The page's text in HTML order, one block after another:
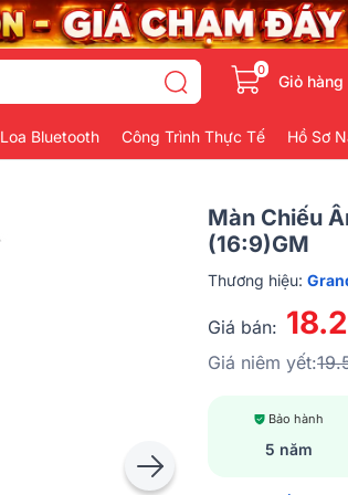
0
Giỏ hàng
Loa Bluetooth Công Trình Thực Tế Hồ Sơ
Màn Chiếu
(16:9)GM
Thương hiệu:
Giá bán:
Giá niêm yết:
Bảo hành
5 năm